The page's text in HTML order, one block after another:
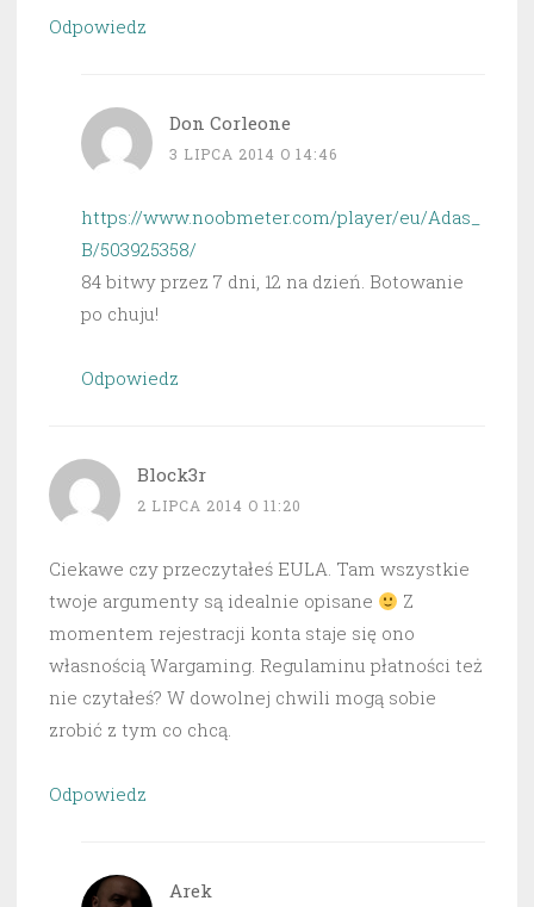
Odpowiedz
Don Corleone
3 LIPCA 2014 O 14:46
https://www.noobmeter.com/player/eu/Adas_
B/503925358/
84 bitwy przez 7 dni, 12 na dzień. Botowanie
po chuju!
Odpowiedz
Block3r
2 LIPCA 2014 O 11:20
Ciekawe czy przeczytałeś EULA. Tam wszystkie
twoje argumenty są idealnie opisane
Z
momentem rejestracji konta staje się ono
własnością Wargaming. Regulaminu płatności też
nie czytałeś? W dowolnej chwili mogą sobie
zrobić z tym co chcą.
Odpowiedz
Arek